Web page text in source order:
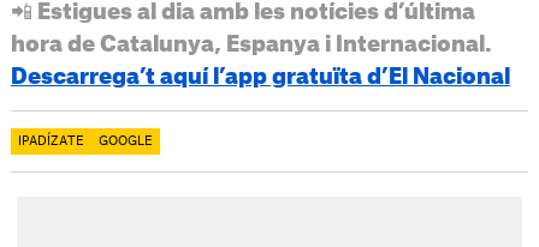
📲 Estigues al dia amb les notícies d’última
hora de Catalunya, Espanya i Internacional.
Descarrega’t aquí l’app gratuïta d’El Nacional
IPADÍZATE GOOGLE